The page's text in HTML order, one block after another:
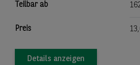
Teilbar ab
Preis
Details anzeigen